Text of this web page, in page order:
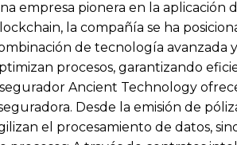
empresa pionera en la aplicación
la compañía se ha
de tecnología avanzada
procesos, garantizando
Ancient Technology
Desde la emisión de
el procesamiento de datos,